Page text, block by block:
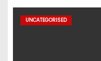
UNCATEGORISED